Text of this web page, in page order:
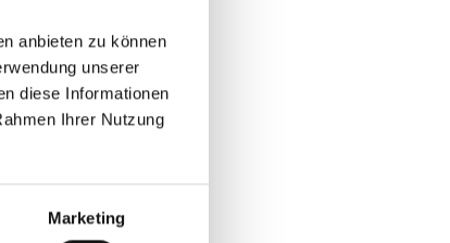
anbieten zu können
unserer
diese Informationen
Ihrer Nutzung
Marketing